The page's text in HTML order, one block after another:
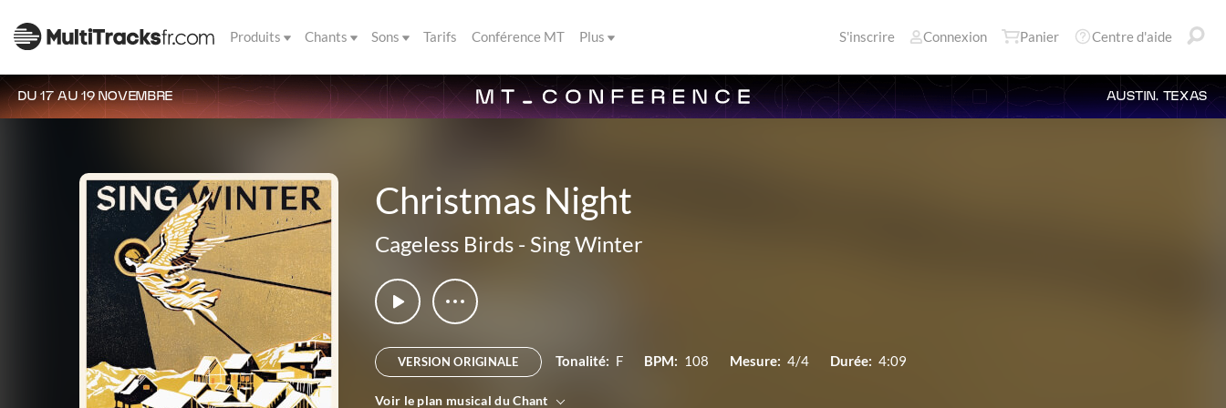
Produits Chants Sons Tarifs Conférence MT Plus S'inscrire Connexion Panier Centre d'aide
DU 17 AU 19 NOVEMBRE AUSTIN, TEXAS
Christmas Night
Cageless Birds - Sing Winter
VERSION ORIGINALE Tonalité: F BPM: 108 Mesure: 4/4 Durée: 4:09
Voir le plan musical du Chant